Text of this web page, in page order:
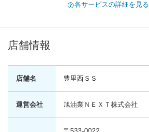
各サービスの詳細を見る
店舗情報
店舗名 豊里西ＳＳ
運営会社 旭油業ＮＥＸＴ株式会社
〒533-0022